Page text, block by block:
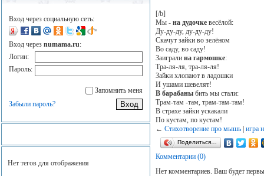
Вход через социальную сеть:
Вход через numama.ru:
Логин:
Пароль:
Запомнить меня
Забыли пароль?
Нет тегов для отображения
[/b]
Мы - на дудочкевесёлой:
Ду-ду-ду, ду-ду-ду!
Скачут зайки во зелёном
Во саду, во саду!
Заиграли на гармошке:
Тра-ля-ля, тра-ля-ля!
Зайки хлопают в ладошки
И ушами шевелят!
В барабаныбить мы стали:
Трам-там -там, трам-там-там!
В страхе зайки ускакали
По кустам, по кустам!
← Cтихотворение про мышь| игра
Поделиться…
Комментарии (0)
Нет комментариев. Ваш будет